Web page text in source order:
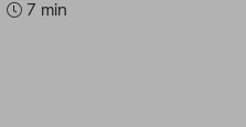
7 min